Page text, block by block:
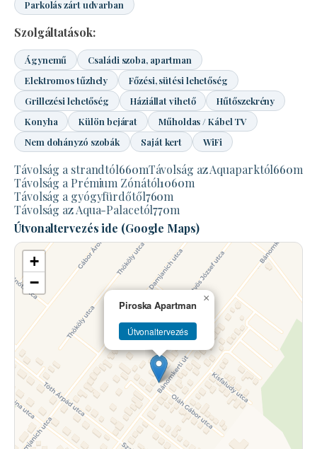
Parkolás zárt udvarban
Szolgáltatások:
Ágynemű
Családi szoba, apartman
Elektromos tűzhely
Főzési, sütési lehetőség
Grillezési lehetőség
Háziállat vihető
Hűtőszekrény
Konyha
Külön bejárat
Műholdas / Kábel TV
Nem dohányzó szobák
Saját kert WiFi
Távolság a strandtól660mTávolság az Aquaparktól660m
Távolság a Prémium Zónától1060m
Távolság a gyógyfürdőtől760m
Távolság az Aqua-Palacetól770m
Útvonaltervezés ide (Google Maps)
Piroska Apartman
Útvonaltervezés
×
+
−